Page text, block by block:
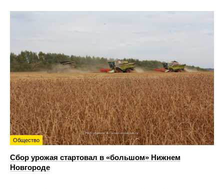
Общество
Сбор урожая стартовал в «большом» Нижнем
Новгороде